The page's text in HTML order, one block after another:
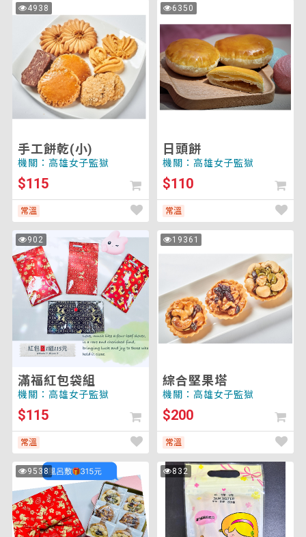
4938
次
手
(小)
手工餅乾(小)
機關：高雄女子監獄
$115
常溫
6350
次
日
餅
日頭餅
機關：高雄女子監獄
$110
常溫
902
次
瀏
覽
滿
福
紅
包
袋
滿福紅包袋組
機關：高雄女子監獄
$115
常溫
19361
次
綜
塔
綜合堅果塔
機關：高雄女子監獄
$200
常溫
9538
次
綜
堅
果
塔
832
次
芝